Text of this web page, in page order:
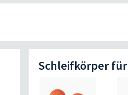
Schleifkörper für